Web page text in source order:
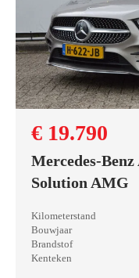
€ 19.790
Mercedes-Benz
Solution AMG
Kilometerstand
Bouwjaar
Brandstof
Kenteken